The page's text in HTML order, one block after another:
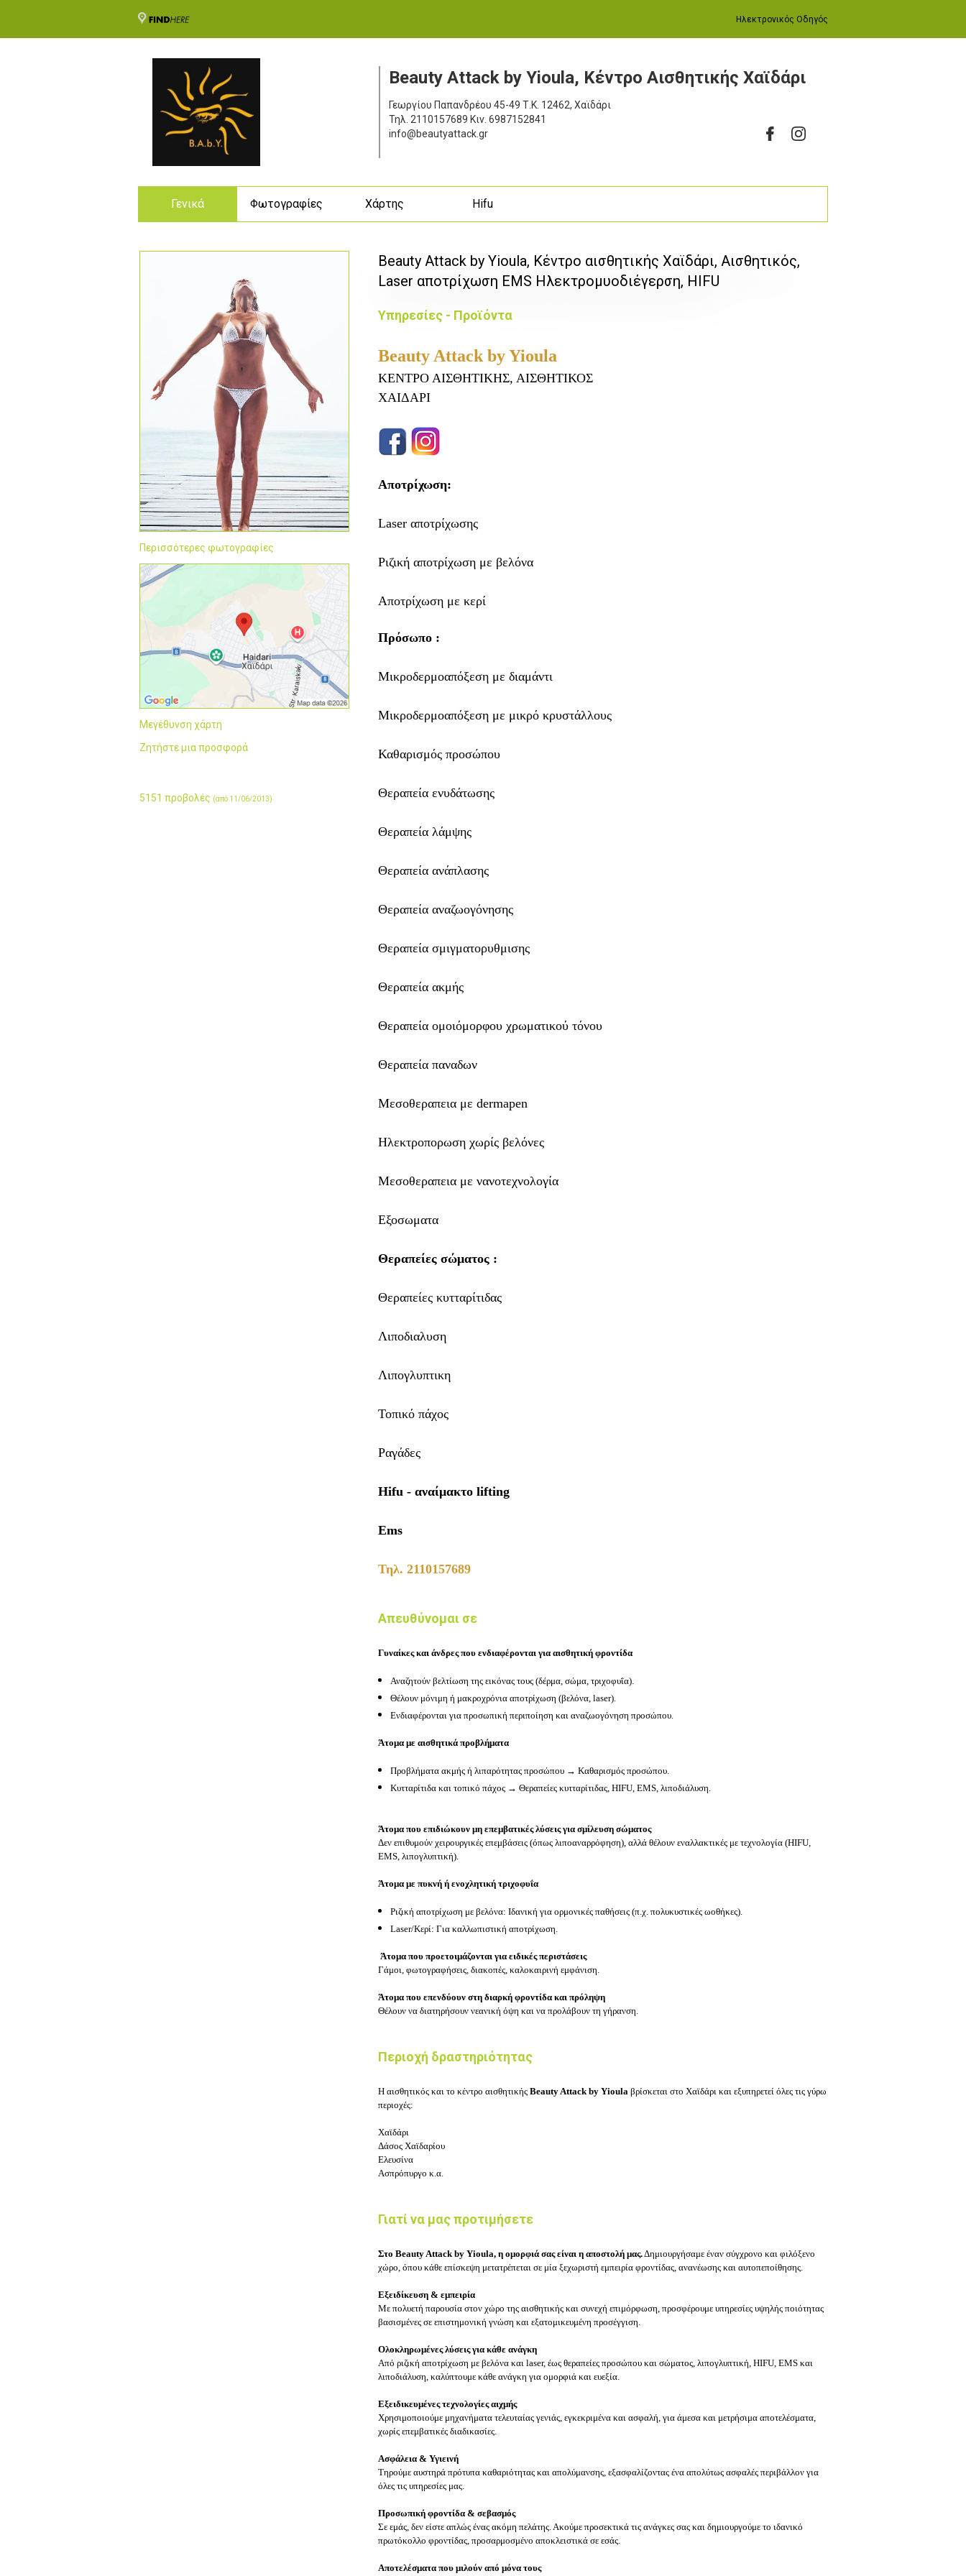
Ηλεκτρονικός Οδηγός
Beauty Attack by Yioula, Κέντρο Αισθητικής Χαϊδάρι
Γεωργίου Παπανδρέου 45-49 Τ.Κ. 12462, Χαϊδάρι
Τηλ. 2110157689 Κιν. 6987152841
info@beautyattack.gr
Γενικά Φωτογραφίες Χάρτης Hifu
Περισσότερες φωτογραφίες
Μεγέθυνση χάρτη
Ζητήστε μια προσφορά
5151 προβολές (από 11/06/2013)
Beauty Attack by Yioula, Κέντρο αισθητικής Χαϊδάρι, Αισθητικός,
Laser αποτρίχωση EMS Ηλεκτρομυοδιέγερση, HIFU
Υπηρεσίες - Προϊόντα
Beauty Attack by Yioula
ΚΕΝΤΡΟ ΑΙΣΘΗΤΙΚΗΣ, ΑΙΣΘΗΤΙΚΟΣ
ΧΑΙΔΑΡΙ
Αποτρίχωση:
Laser αποτρίχωσης
Ριζική αποτρίχωση με βελόνα
Αποτρίχωση με κερί
Πρόσωπο :
Μικροδερμοαπόξεση με διαμάντι
Μικροδερμοαπόξεση με μικρό κρυστάλλους
Καθαρισμός προσώπου
Θεραπεία ενυδάτωσης
Θεραπεία λάμψης
Θεραπεία ανάπλασης
Θεραπεία αναζωογόνησης
Θεραπεία σμιγματορυθμισης
Θεραπεία ακμής
Θεραπεία ομοιόμορφου χρωματικού τόνου
Θεραπεία παναδων
Μεσοθεραπεια με dermapen
Ηλεκτροπορωση χωρίς βελόνες
Μεσοθεραπεια με νανοτεχνολογία
Εξοσωματα
Θεραπείες σώματος :
Θεραπείες κυτταρίτιδας
Λιποδιαλυση
Λιπογλυπτικη
Τοπικό πάχος
Ραγάδες
Hifu - αναίμακτο lifting
Ems
Τηλ. 2110157689
Απευθύνομαι σε
Γυναίκες και άνδρες που ενδιαφέρονται για αισθητική φροντίδα
Αναζητούν βελτίωση της εικόνας τους (δέρμα, σώμα, τριχοφυΐα).
Θέλουν μόνιμη ή μακροχρόνια αποτρίχωση (βελόνα, laser).
Ενδιαφέρονται για προσωπική περιποίηση και αναζωογόνηση προσώπου.
Άτομα με αισθητικά προβλήματα
Προβλήματα ακμής ή λιπαρότητας προσώπου → Καθαρισμός προσώπου.
Κυτταρίτιδα και τοπικό πάχος → Θεραπείες κυτταρίτιδας, HIFU, EMS, λιποδιάλυση.
Άτομα που επιδιώκουν μη επεμβατικές λύσεις για σμίλευση σώματος
Δεν επιθυμούν χειρουργικές επεμβάσεις (όπως λιποαναρρόφηση), αλλά θέλουν εναλλακτικές με τεχνολογία (HIFU,
EMS, λιπογλυπτική).
Άτομα με πυκνή ή ενοχλητική τριχοφυΐα
Ριζική αποτρίχωση με βελόνα: Ιδανική για ορμονικές παθήσεις (π.χ. πολυκυστικές ωοθήκες).
Laser/Kερί: Για καλλωπιστική αποτρίχωση.
Άτομα που προετοιμάζονται για ειδικές περιστάσεις
Γάμοι, φωτογραφήσεις, διακοπές, καλοκαιρινή εμφάνιση.
Άτομα που επενδύουν στη διαρκή φροντίδα και πρόληψη
Θέλουν να διατηρήσουν νεανική όψη και να προλάβουν τη γήρανση.
Περιοχή δραστηριότητας
Η αισθητικός και το κέντρο αισθητικής Beauty Attack by Yioula βρίσκεται στο Χαϊδάρι και εξυπηρετεί όλες τις γύρω
περιοχές:
Χαϊδάρι
Δάσος Χαϊδαρίου
Ελευσίνα
Ασπρόπυργο κ.α.
Γιατί να μας προτιμήσετε
Στο Beauty Attack by Yioula, η ομορφιά σας είναι η αποστολή μας.Δημιουργήσαμε έναν σύγχρονο και φιλόξενο
χώρο, όπου κάθε επίσκεψη μετατρέπεται σε μία ξεχωριστή εμπειρία φροντίδας, ανανέωσης και αυτοπεποίθησης.
Εξειδίκευση & εμπειρία
Με πολυετή παρουσία στον χώρο της αισθητικής και συνεχή επιμόρφωση, προσφέρουμε υπηρεσίες υψηλής ποιότητας
βασισμένες σε επιστημονική γνώση και εξατομικευμένη προσέγγιση.
Ολοκληρωμένες λύσεις για κάθε ανάγκη
Από ριζική αποτρίχωση με βελόνα και laser, έως θεραπείες προσώπου και σώματος, λιπογλυπτική, HIFU, EMS και
λιποδιάλυση, καλύπτουμε κάθε ανάγκη για ομορφιά και ευεξία.
Εξειδικευμένες τεχνολογίες αιχμής
Χρησιμοποιούμε μηχανήματα τελευταίας γενιάς, εγκεκριμένα και ασφαλή, για άμεσα και μετρήσιμα αποτελέσματα,
χωρίς επεμβατικές διαδικασίες.
Ασφάλεια & Υγιεινή
Τηρούμε αυστηρά πρότυπα καθαριότητας και απολύμανσης, εξασφαλίζοντας ένα απολύτως ασφαλές περιβάλλον για
όλες τις υπηρεσίες μας.
Προσωπική φροντίδα & σεβασμός
Σε εμάς, δεν είστε απλώς ένας ακόμη πελάτης. Ακούμε προσεκτικά τις ανάγκες σας και δημιουργούμε το ιδανικό
πρωτόκολλο φροντίδας, προσαρμοσμένο αποκλειστικά σε εσάς.
Αποτελέσματα που μιλούν από μόνα τους